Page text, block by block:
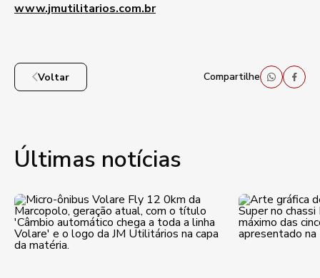
www.jmutilitarios.com.br
Voltar Compartilhe
Últimas notícias